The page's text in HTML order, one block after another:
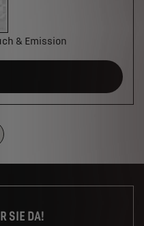
& Emission
SIE DA!